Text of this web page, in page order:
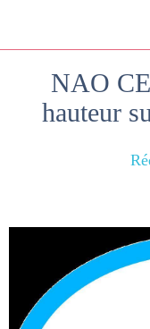
NAO
hauteur